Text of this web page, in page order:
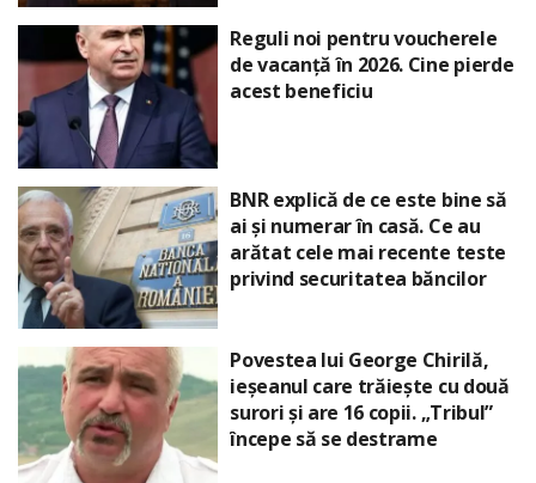
Reguli noi pentru voucherele
de vacanță în 2026. Cine pierde
acest beneficiu
BNR explică de ce este bine să
ai și numerar în casă. Ce au
arătat cele mai recente teste
privind securitatea băncilor
Povestea lui George Chirilă,
ieșeanul care trăiește cu două
surori și are 16 copii. „Tribul”
începe să se destrame